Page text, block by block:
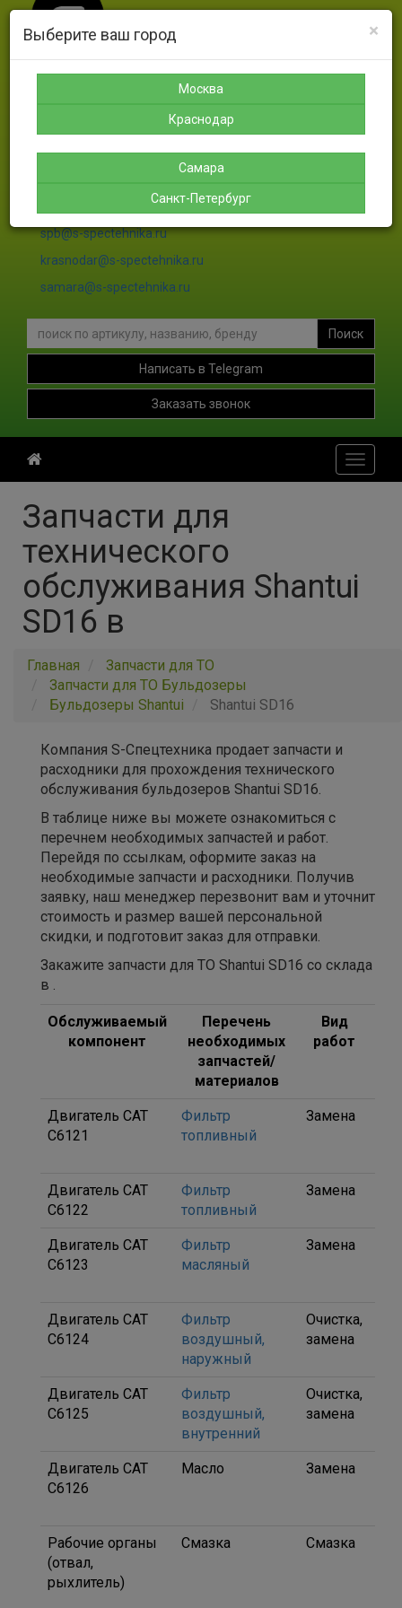
Петербург
Краснодар
8-988-
sales@s-spectehnika.ru
spb@s-spectehnika.ru
krasnodar@s-spectehnika.ru
samara@s-spectehnika.ru
Поиск
Написать в Telegram
Заказать звонок
Toggle
Запчасти для
технического
обслуживания Shantui
SD16 в
Главная
Запчасти для ТО
Запчасти для ТО Бульдозеры
Бульдозеры Shantui
Shantui SD16
Компания S-Спецтехника продает запчасти и
расходники для прохождения технического
обслуживания бульдозеров Shantui SD16.
В таблице ниже вы можете ознакомиться с
перечнем необходимых запчастей и работ.
Перейдя по ссылкам, оформите заказ на
необходимые запчасти и расходники. Получив
заявку, наш менеджер перезвонит вам и уточнит
стоимость и размер вашей персональной
скидки, и подготовит заказ для отправки.
Закажите запчасти для ТО Shantui SD16 со склада
в .
Обслуживаемый
компонент
Перечень
необходимых
запчастей/
материалов
Вид
работ
Двигатель CAT
C6121
Фильтр
топливный
Замена
Двигатель CAT
C6122
Фильтр
топливный
Замена
Двигатель CAT
C6123
Фильтр
масляный
Замена
Двигатель CAT
C6124
Фильтр
воздушный,
наружный
Очистка,
замена
Двигатель CAT
C6125
Фильтр
воздушный,
внутренний
Очистка,
замена
Двигатель CAT
C6126
Масло Замена
Рабочие органы
(отвал,
рыхлитель)
Смазка Смазка
×
Выберите ваш город
Москва
Краснодар
Самара
Санкт-Петербург